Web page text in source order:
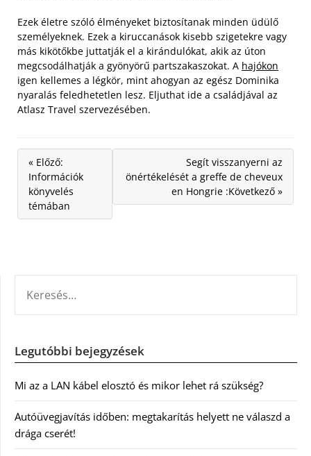
Ezek életre szóló élményeket biztosítanak minden üdülő
személyeknek. Ezek a kiruccanások kisebb szigetekre vagy
más kikötőkbe juttatják el a kirándulókat, akik az úton
megcsodálhatják a gyönyörű partszakaszokat. A hajókon
igen kellemes a légkör, mint ahogyan az egész Dominika
nyaralás feledhetetlen lesz. Eljuthat ide a családjával az
Atlasz Travel szervezésében.
« Előző:
Információk
könyvelés
témában
Segít visszanyerni az
önértékelését a greffe de cheveux
en Hongrie :Következő »
Legutóbbi bejegyzések
Mi az a LAN kábel elosztó és mikor lehet rá szükség?
Autóüvegjavítás időben: megtakarítás helyett ne válaszd a
drága cserét!